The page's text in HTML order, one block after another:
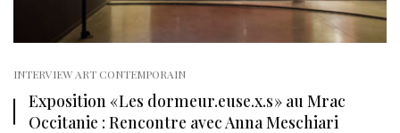
INTERVIEW ART CONTEMPORAIN
Exposition « Les dormeur.euse.x.s » au Mrac
Occitanie : Rencontre avec Anna Meschiari